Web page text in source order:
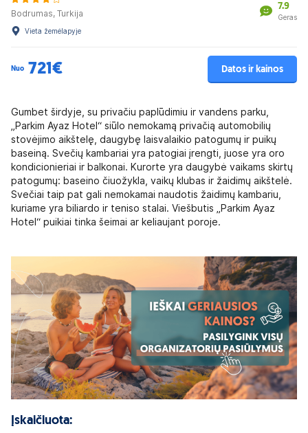
Bodrumas, Turkija
7.9
Geras
Vieta žemėlapyje
Nuo 721€ Datos ir kainos
Gumbet širdyje, su privačiu paplūdimiu ir vandens parku,
Parkim Ayaz Hotel“ siūlo nemokamą privačią automobilių
stovėjimo aikštelę, daugybę laisvalaikio patogumų ir puikų
baseiną. Svečių kambariai yra patogiai įrengti, juose yra oro
kondicionieriai ir balkonai. Kurorte yra daugybė vaikams skirtų
patogumų: baseino čiuožykla, vaikų klubas ir žaidimų aikštelė.
Svečiai taip pat gali nemokamai naudotis žaidimų kambariu,
kuriame yra biliardo ir teniso stalai. Viešbutis „
Parkim Ayaz
Hotel“ puikiai tinka šeimai ar keliaujant poroje.
Įskaičiuota: